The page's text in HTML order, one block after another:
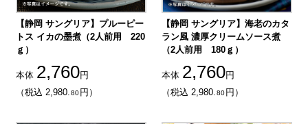
【静岡 サングリア】プルーピー
トス イカの墨煮（2人前用 220
ｇ）
本体 2,760円
（税込 2,980.80 円）
【静岡 サングリア】海老のカタ
ラン風 濃厚クリームソース煮
（2人前用 180ｇ）
本体 2,760円
（税込 2,980.80 円）